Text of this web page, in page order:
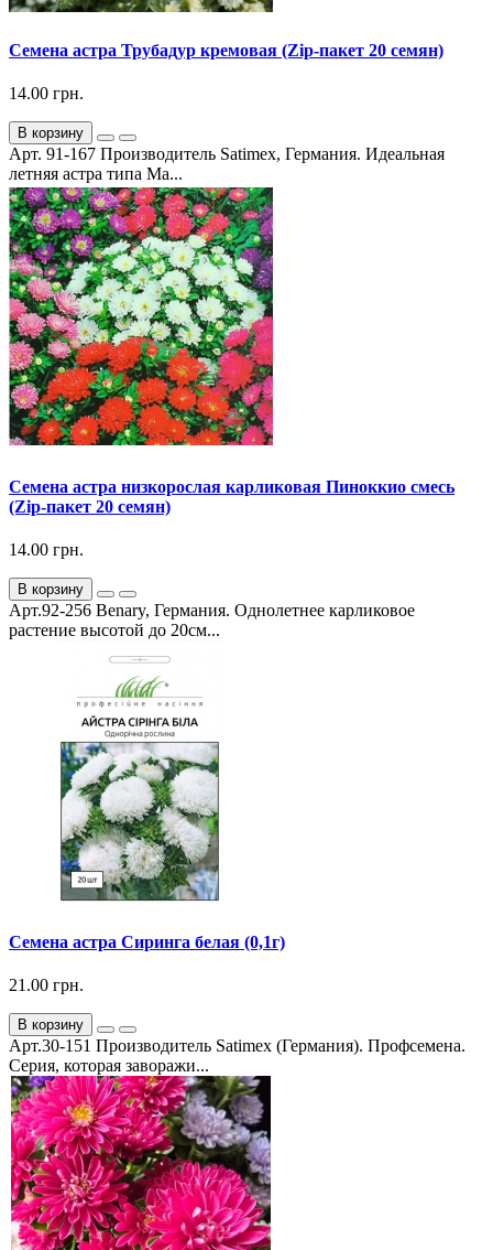
Семена астра Трубадур кремовая (Zip-пакет 20 семян)
14.00 грн.
В корзину
Арт. 91-167 Производитель Satimex, Германия. Идеальная
летняя астра типа Ма...
Семена астра низкорослая карликовая Пиноккио смесь
(Zip-пакет 20 семян)
14.00 грн.
В корзину
Арт.92-256 Benary, Германия. Однолетнее карликовое
растение высотой до 20см...
Семена астра Сиринга белая (0,1г)
21.00 грн.
В корзину
Арт.30-151 Производитель Satimex (Германия). Профсемена.
Серия, которая заворажи...